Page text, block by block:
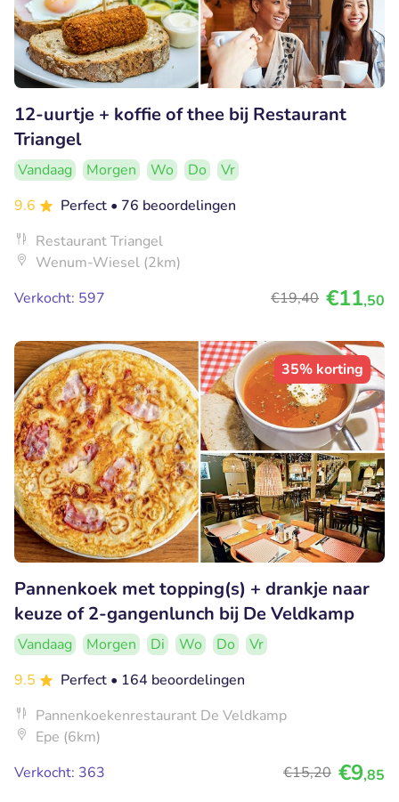
12-uurtje + koffie of thee bij Restaurant
Triangel
Vandaag Morgen Wo Do
Vr
9.6
Perfect • 76 beoordelingen
Restaurant Triangel
Wenum-Wiesel (2km)
Verkocht: 597
€19,40 €11,50
35% korting
Pannenkoek met topping(s) + drankje naar
keuze of 2-gangenlunch bij De Veldkamp
Vandaag Morgen Di Wo Do
Vr
9.5
Perfect • 164 beoordelingen
Pannenkoekenrestaurant De Veldkamp
Epe (6km)
Verkocht: 363
€15,20 €9,85